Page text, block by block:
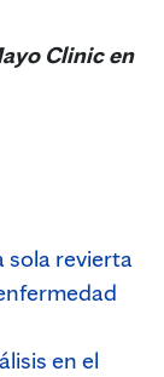
Clinic en
sola revierta
en el